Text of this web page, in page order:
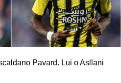
Pavard. Lui o Asllani